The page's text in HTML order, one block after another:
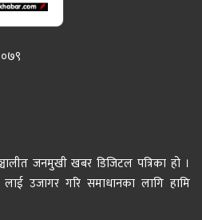
जनमुखी खबर डिजिटल पत्रिका हो ।
उजागर गरि समाधानका लागि हामि